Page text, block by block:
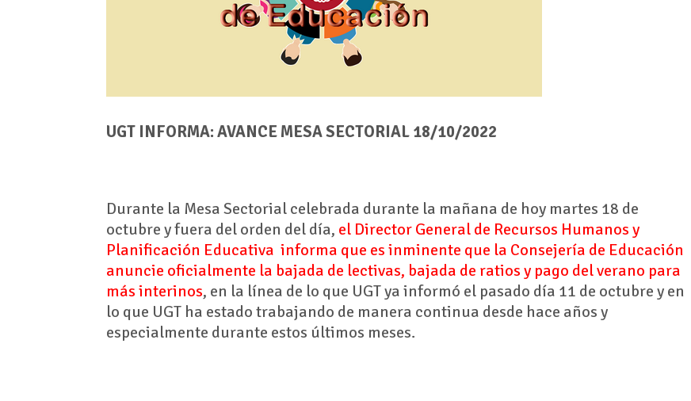
UGT INFORMA: AVANCE MESA SECTORIAL 18/10/2022
Durante la Mesa Sectorial celebrada durante la mañana de hoy martes 18 de
octubre y fuera del orden del día, el Director General de Recursos Humanos y
Planificación Educativa informa que es inminente que la Consejería de Educación
anuncie oficialmente la bajada de lectivas, bajada de ratios y pago del verano para
más interinos, en la línea de lo que UGT ya informó el pasado día 11 de octubre y en
lo que UGT ha estado trabajando de manera continua desde hace años y
especialmente durante estos últimos meses.